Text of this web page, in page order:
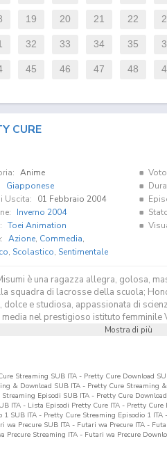
19 20 21 22
32 33 34 35
45 46 47 48
CURE
Anime
Giapponese
Uscita:
01 Febbraio 2004
Inverno 2004
Toei Animation
Azione, Commedia,
, Scolastico, Sentimentale
è una ragazza allegra, golosa,
squadra di lacrosse della scuola;
dolce e studiosa, appassionata di
media nel prestigioso istituto femminile
Mostra di più
Streaming SUB ITA - Pretty Cure Download
& Download SUB ITA - Pretty Cure Streaming
Episodi SUB ITA - Pretty Cure
ITA - Lista Episodi Pretty Cure ITA - Pretty Cure
1 SUB ITA - Pretty Cure Streaming Episodio 1 ITA
wa Precure SUB ITA - Futari wa Precure ITA -
Precure Streaming ITA - Futari wa Precure